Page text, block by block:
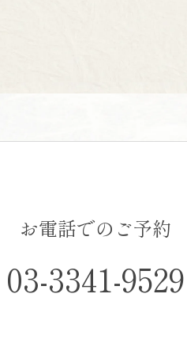
お電話でのご予約
03-3341-9529